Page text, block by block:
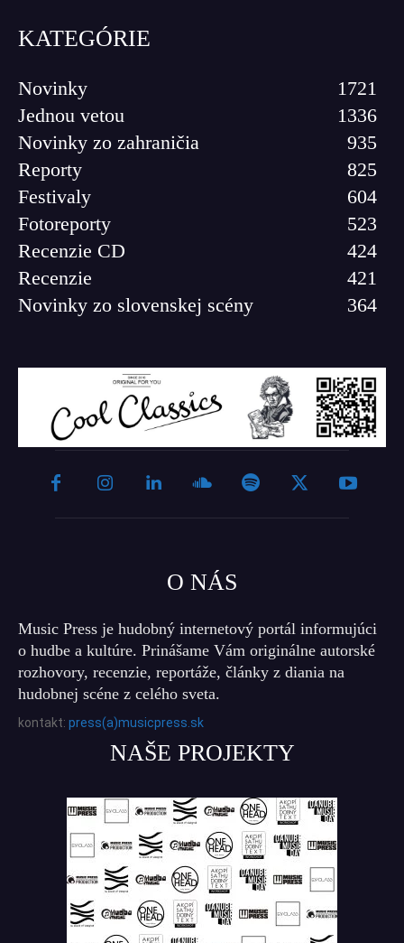
KATEGÓRIE
Novinky
1721
Jednou vetou
1336
Novinky zo zahraničia
935
Reporty
825
Festivaly
604
Fotoreporty
523
Recenzie CD
424
Recenzie
421
Novinky zo slovenskej scény
364
O NÁS
Music Press je hudobný internetový portál informujúci
o hudbe a kultúre. Prinášame Vám originálne autorské
rozhovory, recenzie, reportáže, články z diania na
hudobnej scéne z celého sveta.
kontakt: press(a)musicpress.sk
NAŠE PROJEKTY